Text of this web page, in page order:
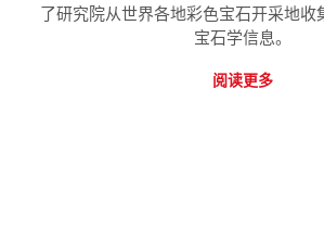
了研究院从世界各地彩色宝石开采地收
宝石学信息。
阅读更多